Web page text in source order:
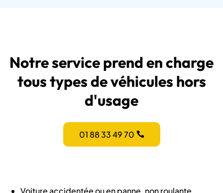
Notre service prend en charge
tous types de véhicules hors
d'usage
01 88 33 49 70
Voiture accidentée ou en panne, non roulante,